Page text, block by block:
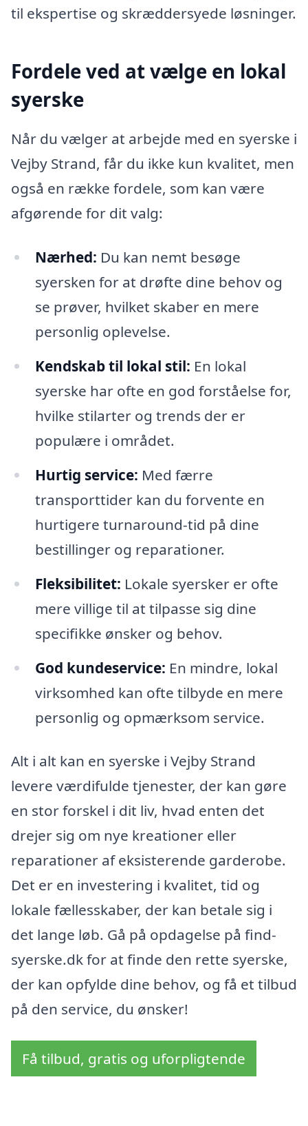
til ekspertise og skræddersyede løsninger.
Fordele ved at vælge en lokal
syerske
Når du vælger at arbejde med en syerske i
Vejby Strand, får du ikke kun kvalitet, men
også en række fordele, som kan være
afgørende for dit valg:
Nærhed: Du kan nemt besøge
syersken for at drøfte dine behov og
se prøver, hvilket skaber en mere
personlig oplevelse.
Kendskab til lokal stil: En lokal
syerske har ofte en god forståelse for,
hvilke stilarter og trends der er
populære i området.
Hurtig service: Med færre
transporttider kan du forvente en
hurtigere turnaround-tid på dine
bestillinger og reparationer.
Fleksibilitet: Lokale syersker er ofte
mere villige til at tilpasse sig dine
specifikke ønsker og behov.
God kundeservice: En mindre, lokal
virksomhed kan ofte tilbyde en mere
personlig og opmærksom service.
Alt i alt kan en syerske i Vejby Strand
levere værdifulde tjenester, der kan gøre
en stor forskel i dit liv, hvad enten det
drejer sig om nye kreationer eller
reparationer af eksisterende garderobe.
Det er en investering i kvalitet, tid og
lokale fællesskaber, der kan betale sig i
det lange løb. Gå på opdagelse på find-
syerske.dk for at finde den rette syerske,
der kan opfylde dine behov, og få et tilbud
på den service, du ønsker!
Få tilbud, gratis og uforpligtende